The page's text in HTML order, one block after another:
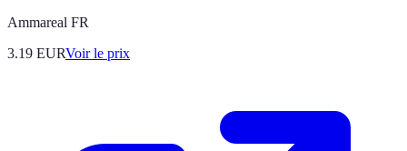
Ammareal FR
3.19 EURVoir le prix